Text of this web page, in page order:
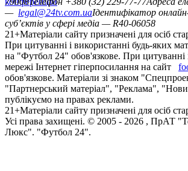
— legal@24tv.com.uaІдентифікатор
суб’єктів у сфері медіа — R40-06058
21+Матеріали сайту призначені для осіб
При цитуванні і використанні будь-яких
на "Футбол 24" обов'язкове. При цитуванні
мережі Інтернет гіперпосилання на сайт
обов'язкове. Матеріали зі знаком
"Партнерський матеріал", "Реклама",
публікуємо на правах реклами.
21+Матеріали сайту призначені для осіб
Усi права захищенi. © 2005 - 2026 , ПрАТ
Люкс". "Футбол 24".